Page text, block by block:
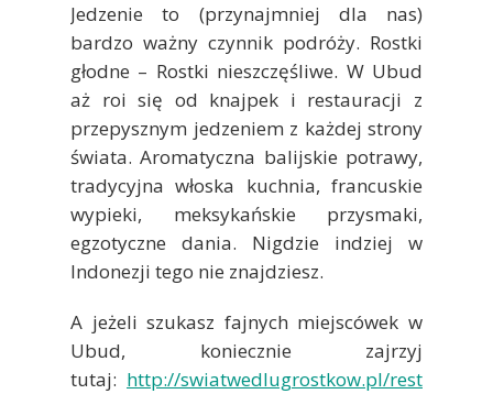
Jedzenie to (przynajmniej dla nas)
bardzo ważny czynnik podróży. Rostki
głodne – Rostki nieszczęśliwe. W Ubud
aż roi się od knajpek i restauracji z
przepysznym jedzeniem z każdej strony
świata. Aromatyczna balijskie potrawy,
tradycyjna włoska kuchnia, francuskie
wypieki, meksykańskie przysmaki,
egzotyczne dania. Nigdzie indziej w
Indonezji tego nie znajdziesz.
A jeżeli szukasz fajnych miejscówek w
Ubud, koniecznie zajrzyj
tutaj: http://swiatwedlugrostkow.pl/rest